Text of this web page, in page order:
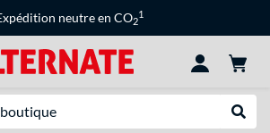
neutre en CO2
1